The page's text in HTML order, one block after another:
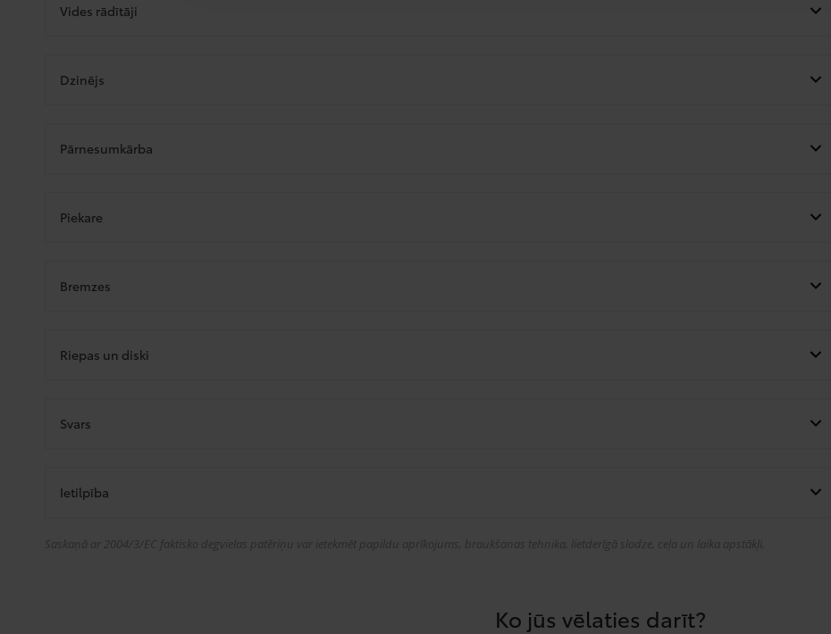
Vides rādītāji
Dzinējs
Pārnesumkārba
Piekare
Bremzes
Riepas un diski
Svars
Ietilpība
Saskaņā ar 2004/3/EC faktisko degvielas patēriņu var ietekmēt papildu aprīkojums, braukšanas tehnika, lietderīgā slodze, ceļa un laika apstākļi.
Ko jūs vēlaties darīt?